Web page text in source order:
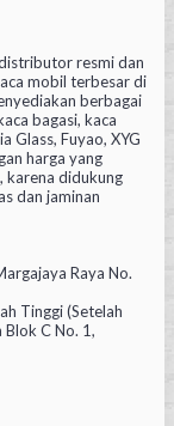
resmi dan
mobil terbesar di
berbagai
bagasi, kaca
Glass, Fuyao, XYG
harga yang
karena didukung
dan jaminan
Raya No.
Tinggi (Setelah
Blok C No. 1,